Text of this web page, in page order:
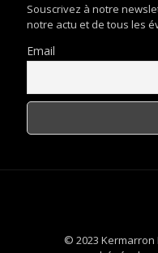
Souscrivez à notre
notre actu et de tous les
Email
© 2023